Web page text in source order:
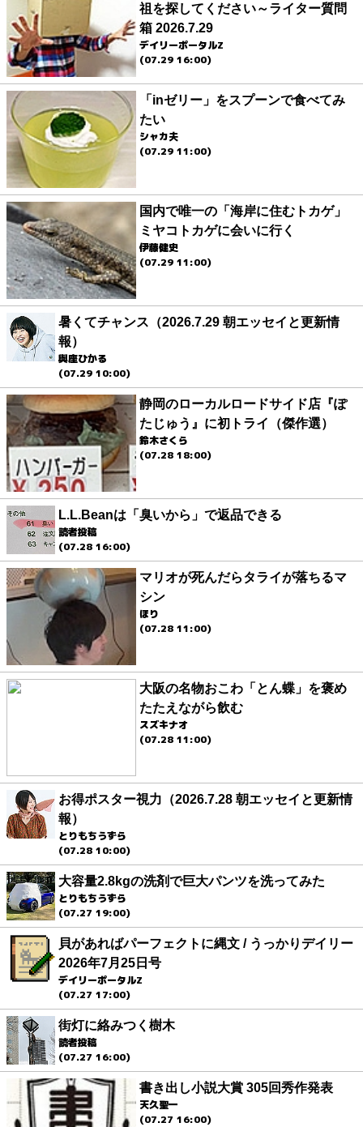
祖を探してください～ライター質問
箱 2026.7.29
デイリーポータルZ
(07.29 16:00)
「inゼリー」をスプーンで食べてみ
たい
シャカ夫
(07.29 11:00)
国内で唯一の「海岸に住むトカゲ」
ミヤコトカゲに会いに行く
伊藤健史
(07.29 11:00)
暑くてチャンス（2026.7.29 朝エッセイと更新情
報）
與座ひかる
(07.29 10:00)
静岡のローカルロードサイド店『ぽ
たじゅう』に初トライ（傑作選）
鈴木さくら
(07.28 18:00)
L.L.Beanは「臭いから」で返品できる
読者投稿
(07.28 16:00)
マリオが死んだらタライが落ちるマ
シン
ほり
(07.28 11:00)
大阪の名物おこわ「とん蝶」を褒め
たたえながら飲む
スズキナオ
(07.28 11:00)
お得ポスター視力（2026.7.28 朝エッセイと更新情
報）
とりもちうずら
(07.28 10:00)
大容量2.8kgの洗剤で巨大パンツを洗ってみた
とりもちうずら
(07.27 19:00)
貝があればパーフェクトに縄文 / うっかりデイリー
2026年7月25日号
デイリーポータルZ
(07.27 17:00)
街灯に絡みつく樹木
読者投稿
(07.27 16:00)
書き出し小説大賞 305回秀作発表
天久聖一
(07.27 16:00)